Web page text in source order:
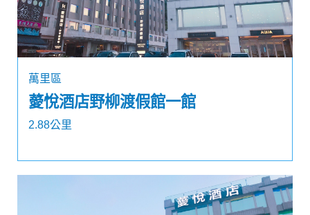
萬里區
薆悅酒店野柳渡假館一館
2.88公里